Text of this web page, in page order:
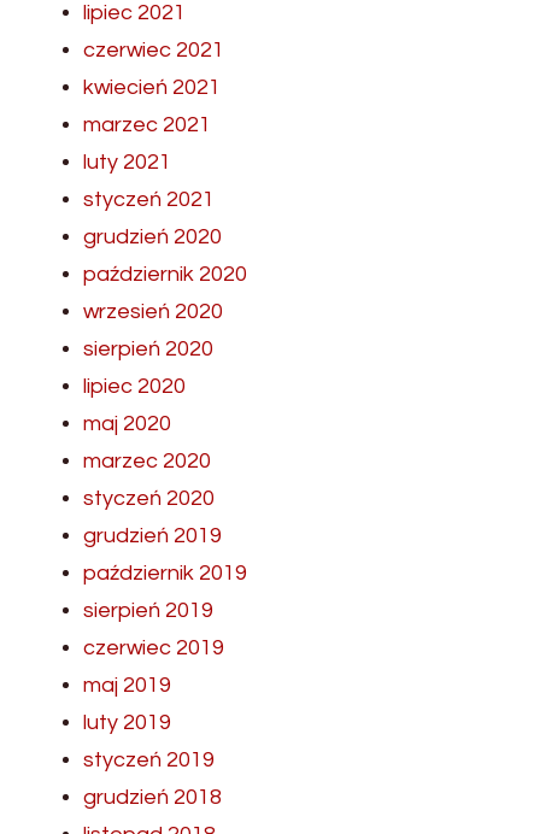
lipiec 2021
czerwiec 2021
kwiecień 2021
marzec 2021
luty 2021
styczeń 2021
grudzień 2020
październik 2020
wrzesień 2020
sierpień 2020
lipiec 2020
maj 2020
marzec 2020
styczeń 2020
grudzień 2019
październik 2019
sierpień 2019
czerwiec 2019
maj 2019
luty 2019
styczeń 2019
grudzień 2018